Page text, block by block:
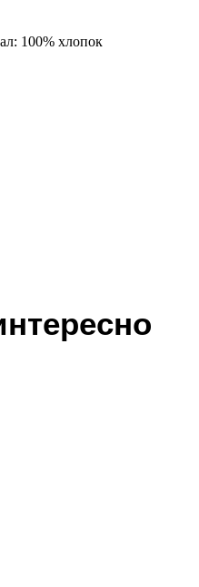
100% хлопок